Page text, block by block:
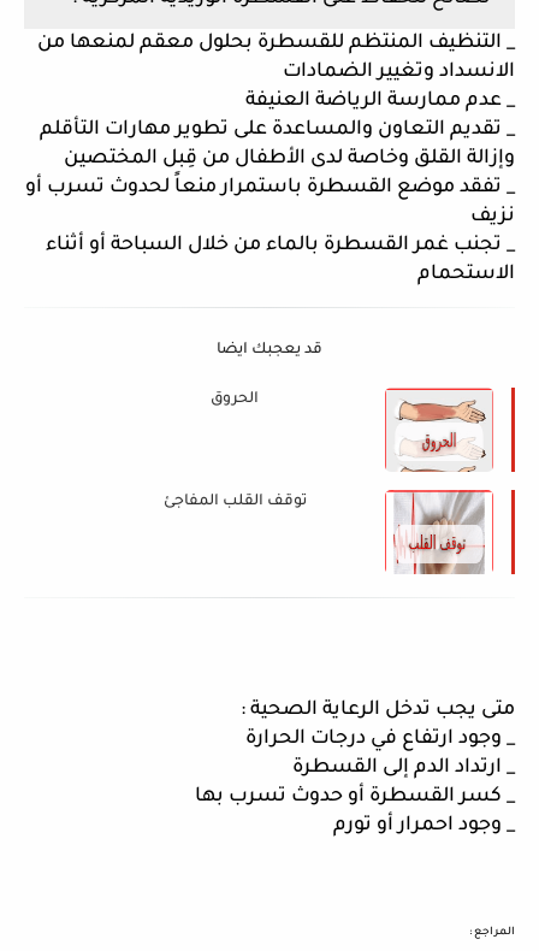
الانسداد وتغيير الضمادات
_ عدم ممارسة الرياضة العنيفة
وإزالة القلق وخاصة لدى الأطفال من قِبل المختصين
نزيف
الاستحمام
قد يعجبك ايضا
الحروق
توقف القلب المفاجئ
متى يجب تدخل الرعاية الصحية :
_ وجود ارتفاع في درجات الحرارة
_ ارتداد الدم إلى القسطرة
_ كسر القسطرة أو حدوث تسرب بها
_ وجود احمرار أو تورم
المراجع :